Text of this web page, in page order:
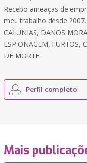
Recebo ameaças de
meu trabalho desde 2007.
CALUNIAS, DANOS
ESPIONAGEM, FURTOS,
DE MORTE.
Perfil completo
Mais